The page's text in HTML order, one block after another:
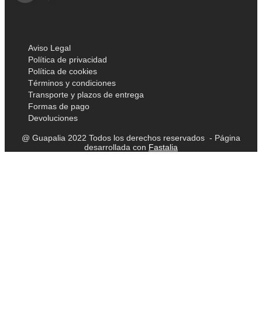
Aviso Legal
Política de privacidad
Política de cookies
Términos y condiciones
Transporte y plazos de entrega
Formas de pago
Devoluciones
@ Guapalia 2022 Todos los derechos reservados - Página
desarrollada con Fastalia